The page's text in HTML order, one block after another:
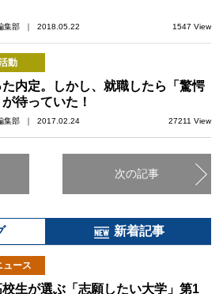
集部 ｜ 2018.05.22 1547 View
動
内定。しかし、就職したら「驚愕
待っていた！
集部 ｜ 2017.02.24 27211 View
次の記事
新着記事
ュース
校生が選ぶ「志願したい大学」第1